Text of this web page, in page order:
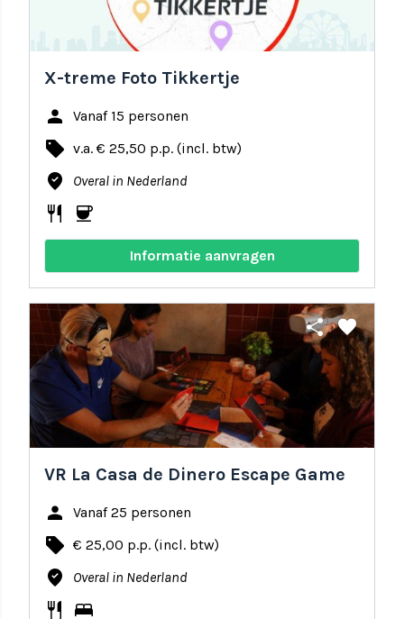
X-treme Foto Tikkertje
person Vanaf 15 personen
local_offer v.a. € 25,50 p.p. (incl. btw)
where_to_vote Overal in Nederland
restaurant coffee
Informatie aanvragen
share favorite
VR La Casa de Dinero Escape Game
person Vanaf 25 personen
local_offer € 25,00 p.p. (incl. btw)
where_to_vote Overal in Nederland
restaurant bed